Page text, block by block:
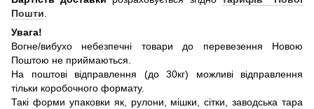
Пошти
Увага!
Вогне/вибухо небезпечні товари до перевезення Новою
Поштою не приймаються.
На поштові відправлення (до 30кг) можливі відправлення
тільки коробочного формату.
Такі форми упаковки як, рулони, мішки, сітки, заводська тара